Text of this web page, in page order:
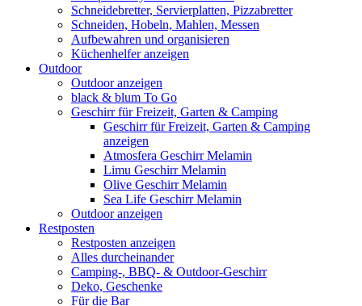
Schneidebretter, Servierplatten, Pizzabretter
Schneiden, Hobeln, Mahlen, Messen
Aufbewahren und organisieren
Küchenhelfer anzeigen
Outdoor
Outdoor anzeigen
black & blum To Go
Geschirr für Freizeit, Garten & Camping
Geschirr für Freizeit, Garten & Camping
anzeigen
Atmosfera Geschirr Melamin
Limu Geschirr Melamin
Olive Geschirr Melamin
Sea Life Geschirr Melamin
Outdoor anzeigen
Restposten
Restposten anzeigen
Alles durcheinander
Camping-, BBQ- & Outdoor-Geschirr
Deko, Geschenke
Für die Bar